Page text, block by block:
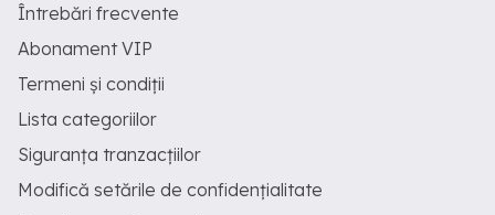
Întrebări frecvente
Abonament VIP
Termeni și condiții
Lista categoriilor
Siguranța tranzacțiilor
Modifică setările de confidențialitate